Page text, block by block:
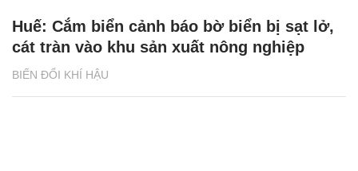
BIẾN ĐỔI KHÍ HẬU
Huế: Cắm biển cảnh báo bờ biển bị sạt lở,
cát tràn vào khu sản xuất nông nghiệp